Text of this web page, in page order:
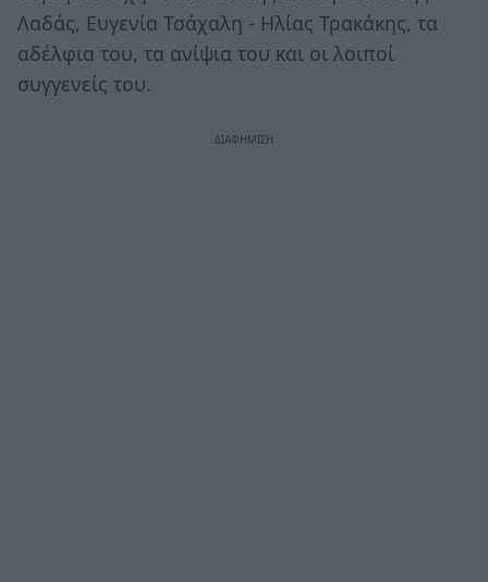
Λαδάς, Ευγενία Τσάχαλη - Ηλίας Τρακάκης, τα
αδέλφια του, τα ανίψια του και οι λοιποί
συγγενείς του.